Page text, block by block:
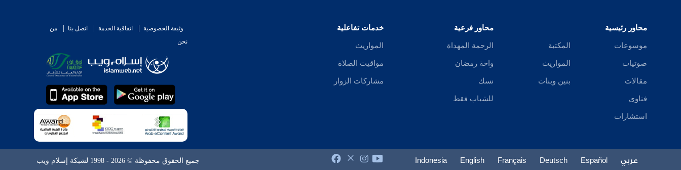
محاور رئيسية
موسوعات
صوتيات
مقالات
فتاوى
استشارات
المكتبة
المواريث
بنين وبنات
محاور فرعية
الرحمة المهداة
واحة رمضان
نسك
للشباب فقط
خدمات تفاعلية
المواريث
مواقيت الصلاة
مشاركات الزوار
وثيقة الخصوصية اتفاقية الخدمة اتصل بنا
من
نحن
عربي Español
Deutsch
Français
English
Indonesia جميع الحقوق محفوظة © 2026 - 1998 لشبكة إسلام ويب